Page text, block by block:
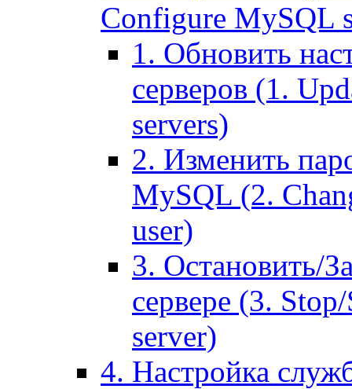
Configure MySQL
1. Обновить
серверов (1.
servers)
2. Изменить
MySQL (2.
user)
3. Остановить/
сервере (3.
server)
4. Настройка